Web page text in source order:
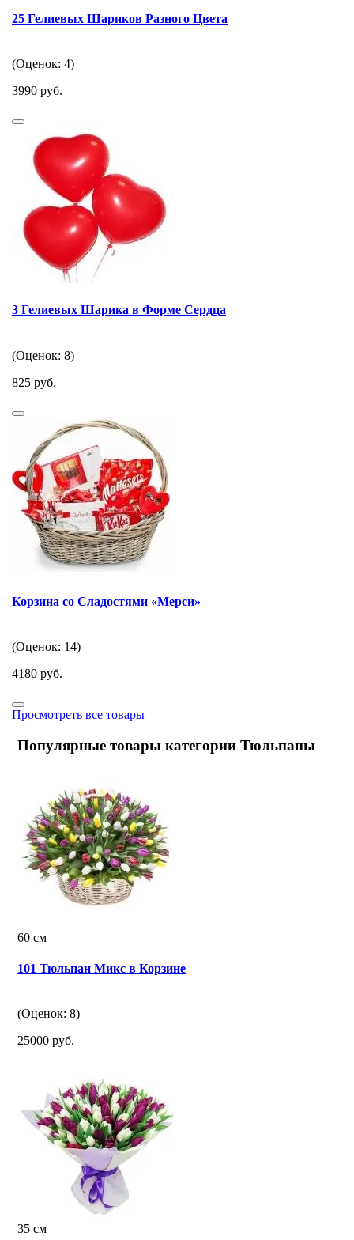
25 Гелиевых Шариков Разного Цвета
(Оценок: 4)
3990 руб.
3 Гелиевых Шарика в Форме Сердца
(Оценок: 8)
825 руб.
Корзина со Сладостями «Мерси»
(Оценок: 14)
4180 руб.
Просмотреть все товары
Популярные товары категории Тюльпаны
60 см
101 Тюльпан Микс в Корзине
(Оценок: 8)
25000 руб.
35 см